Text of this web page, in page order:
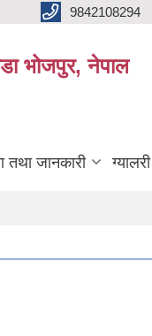
9842108294
भोजपुर, नेपाल
तथा जानकारी ग्यालरी